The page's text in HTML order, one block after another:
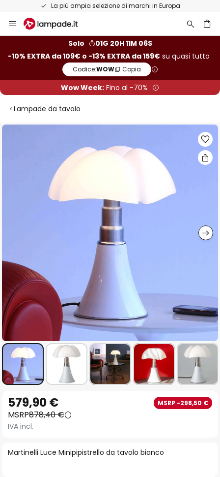
Resi entro 50 giorni
Salta
al
Solo
01G 20H 11M 06S
-10% EXTRA da 109€ o -13% EXTRA da 159€ su quasi tutto
Codice:WOW Copia
Wow Week: Fino al -70%
Lampade da tavolo
Vai
all'inizio
della
galleria
immagini
Martinelli Luce Minipipistrello da tavolo bianco
579,90 € MSRP -298,50 €
MSRP878,40 €
IVA incl.